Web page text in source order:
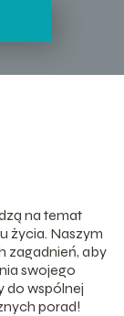
na temat
życia. Naszym
zagadnień, aby
swojego
do wspólnej
porad!